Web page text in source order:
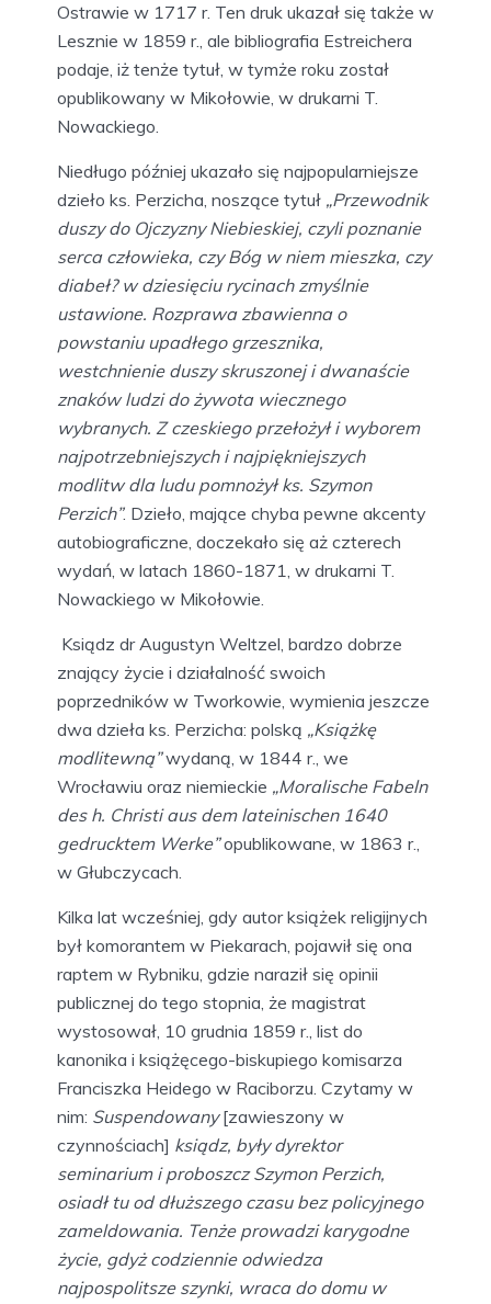
Ostrawie w 1717 r. Ten druk ukazał się także w
Lesznie w 1859 r., ale bibliografia Estreichera
podaje, iż tenże tytuł, w tymże roku został
opublikowany w Mikołowie, w drukarni T.
Nowackiego.
Niedługo później ukazało się najpopularniejsze
dzieło ks. Perzicha, noszące tytuł „Przewodnik
duszy do Ojczyzny Niebieskiej, czyli poznanie
serca człowieka, czy Bóg w niem mieszka, czy
diabeł? w dziesięciu rycinach zmyślnie
ustawione. Rozprawa zbawienna o
powstaniu upadłego grzesznika,
westchnienie duszy skruszonej i dwanaście
znaków ludzi do żywota wiecznego
wybranych. Z czeskiego przełożył i wyborem
najpotrzebniejszych i najpiękniejszych
modlitw dla ludu pomnożył ks. Szymon
Perzich”. Dzieło, mające chyba pewne akcenty
autobiograficzne, doczekało się aż czterech
wydań, w latach 1860-1871, w drukarni T.
Nowackiego w Mikołowie.
Ksiądz dr Augustyn Weltzel, bardzo dobrze
znający życie i działalność swoich
poprzedników w Tworkowie, wymienia jeszcze
dwa dzieła ks. Perzicha: polską „Książkę
modlitewną”wydaną, w 1844 r., we
Wrocławiu oraz niemieckie „Moralische Fabeln
des h. Christi aus dem lateinischen 1640
gedrucktem Werke”opublikowane, w 1863 r.,
w Głubczycach.
Kilka lat wcześniej, gdy autor książek religijnych
był komorantem w Piekarach, pojawił się ona
raptem w Rybniku, gdzie naraził się opinii
publicznej do tego stopnia, że magistrat
wystosował, 10 grudnia 1859 r., list do
kanonika i książęcego-biskupiego komisarza
Franciszka Heidego w Raciborzu. Czytamy w
nim: Suspendowany[zawieszony w
czynnościach] ksiądz, były dyrektor
seminarium i proboszcz Szymon Perzich,
osiadł tu od dłuższego czasu bez policyjnego
zameldowania. Tenże prowadzi karygodne
życie, gdyż codziennie odwiedza
najpospolitsze szynki, wraca do domu w